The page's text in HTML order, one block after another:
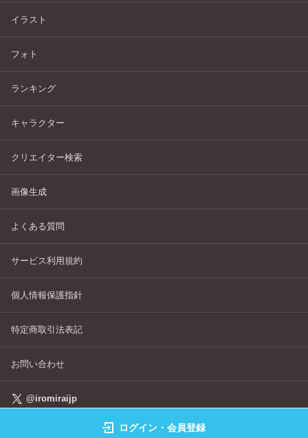
イラスト
フォト
ランキング
キャラクター
クリエイター検索
画像生成
よくある質問
サービス利用規約
個人情報保護指針
特定商取引法表記
お問い合わせ
@iromiraijp
©IROMIRAI Cosplayers Archive All Right's Reserved.
ログイン・会員登録